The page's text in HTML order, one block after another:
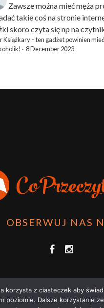
Zawsze można mieć męża
takie coś na stronie
skoro czyta się np na
Książkary – ten gadżet powinien
· 8 December 2023
OBSERWUJ NAS
korzysta z ciasteczek aby
poziomie. Dalsze korzystanie